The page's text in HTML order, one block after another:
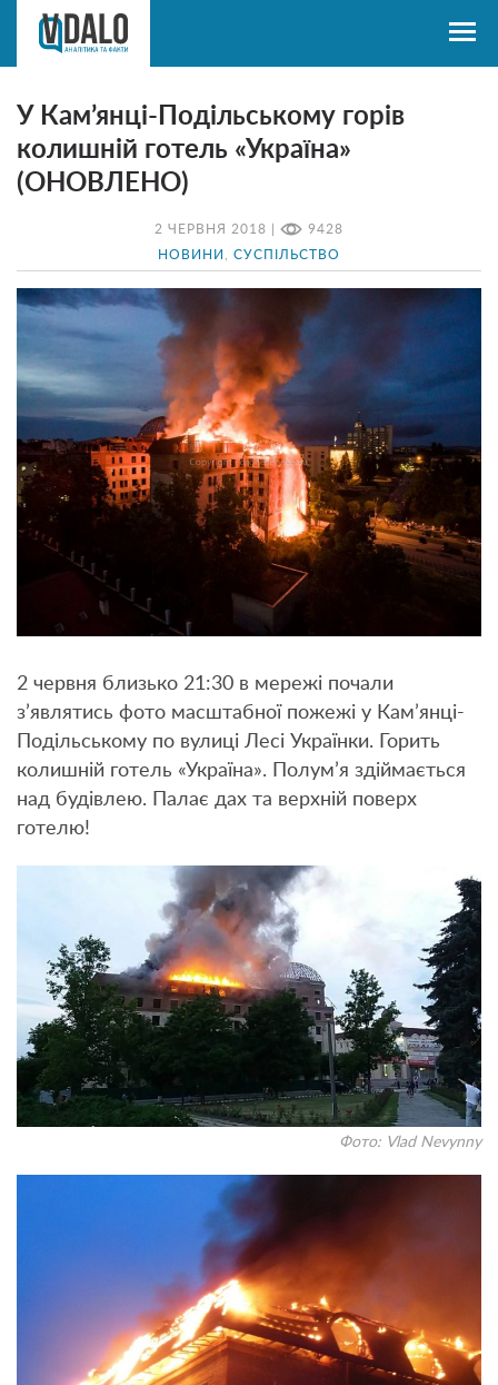
2 ЧЕРВНЯ 2018 | 9428
НОВИНИ СУСПІЛЬСТВО
У Кам’янці-Подільському горів
колишній готель «Україна»
(ОНОВЛЕНО)
2 червня близько 21:30 в мережі почали
з’являтись фото масштабної пожежі у Кам’янці-
Подільському по вулиці Лесі Українки. Горить
колишній готель «Україна». Полум’я здіймається
над будівлею. Палає дах та верхній поверх
готелю!
Фото: Vlad Nevynny